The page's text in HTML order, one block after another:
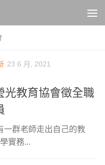
23 6 月, 2021
光教育協會徵全職
一群老師走出自己的教
實務...